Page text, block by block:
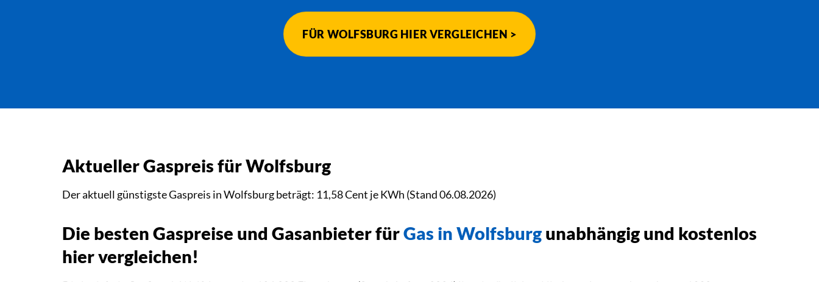
FÜR WOLFSBURG HIER VERGLEICHEN >
Aktueller Gaspreis für Wolfsburg
Der aktuell günstigste Gaspreis in Wolfsburg beträgt: 11,58 Cent je KWh (Stand 06.08.2026)
Die besten Gaspreise und Gasanbieter fürGas in Wolfsburg unabhängig und kostenlos
hier vergleichen!